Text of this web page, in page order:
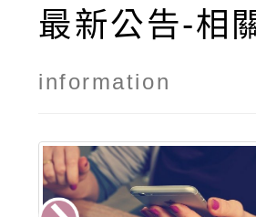
最新公告-相
information